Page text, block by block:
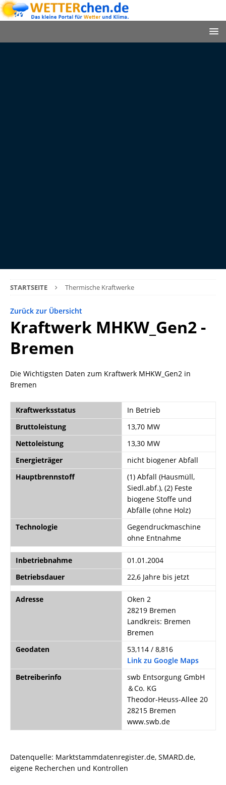
STARTSEITE Thermische Kraftwerke
Zurück zur Übersicht
Kraftwerk MHKW_Gen2 -
Bremen
Die Wichtigsten Daten zum Kraftwerk MHKW_Gen2 in
Bremen
Kraftwerksstatus
In Betrieb
Bruttoleistung
13,70 MW
Nettoleistung
13,30 MW
Energieträger
nicht biogener Abfall
Hauptbrennstoff
(1) Abfall (Hausmüll,
Siedl.abf.), (2) Feste
biogene Stoffe und
Abfälle (ohne Holz)
Technologie
Gegendruckmaschine
ohne Entnahme
Inbetriebnahme
01.01.2004
Betriebsdauer
22,6 Jahre bis jetzt
Adresse
Oken 2
28219 Bremen
Landkreis: Bremen
Bremen
Geodaten
53,114 / 8,816
Link zu Google Maps
Betreiberinfo
swb Entsorgung GmbH
＆Co. KG
Theodor-Heuss-Allee 20
28215 Bremen
www.swb.de
Datenquelle: Marktstammdatenregister.de, SMARD.de,
eigene Recherchen und Kontrollen